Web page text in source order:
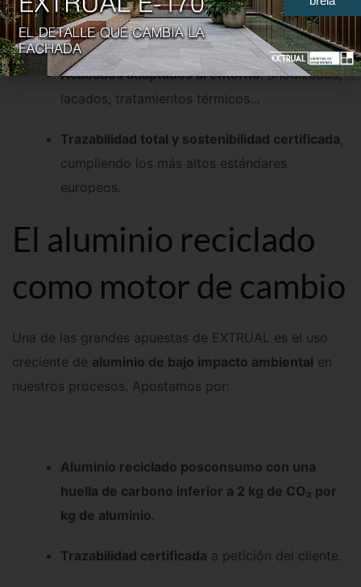
Perfiles a medida con diferentes aleaciones
según las exigencias del proyecto.
Acabados adaptados al entorno: anodizados,
lacados, tratamientos térmicos…
Trazabilidad total y sostenibilidad certificada,
cumpliendo los más altos estándares
europeos.
El aluminio reciclado
como motor de cambio
Una de las grandes apuestas de EXTRUAL es el uso
creciente de aluminio de bajo impacto ambiental en
nuestros procesos. Apostamos por:
Aluminio reciclado posconsumo con una
huella de carbono inferior a 2 kg de CO₂ por
kg de aluminio.
Trazabilidad certificada a petición del cliente.